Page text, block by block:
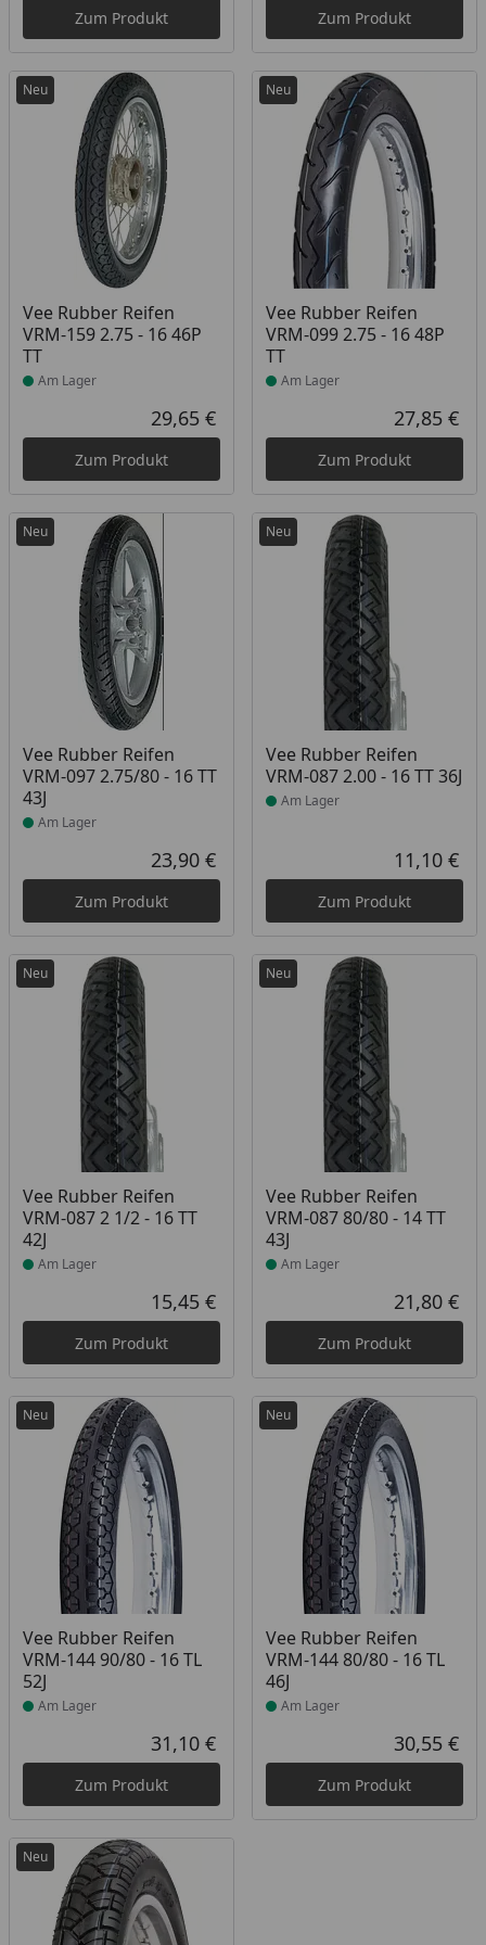
Zum Produkt Zum Produkt
Neu
Vee Rubber Reifen
VRM-159 2.75 - 16 46P
TT
Produkt am Lager
Am Lager
Aktueller Preis
29,65 €
Zum Produkt
Neu
Vee Rubber Reifen
VRM-099 2.75 - 16 48P
TT
Produkt am Lager
Am Lager
27,85 €
Zum Produkt
Neu
Vee Rubber Reifen
VRM-097 2.75/80 - 16 TT
43J
Produkt am Lager
Am Lager
Aktueller Preis
23,90 €
Zum Produkt
Neu
Vee Rubber Reifen
VRM-087 2.00 - 16 TT 36J
Produkt am Lager
Am Lager
11,10 €
Zum Produkt
Neu
Vee Rubber Reifen
VRM-087 2 1/2 - 16 TT
42J
Produkt am Lager
Am Lager
Aktueller Preis
15,45 €
Zum Produkt
Neu
Vee Rubber Reifen
VRM-087 80/80 - 14 TT
43J
Produkt am Lager
Am Lager
21,80 €
Zum Produkt
Neu
Vee Rubber Reifen
VRM-144 90/80 - 16 TL
52J
Produkt am Lager
Am Lager
Aktueller Preis
31,10 €
Zum Produkt
Neu
Vee Rubber Reifen
VRM-144 80/80 - 16 TL
46J
Produkt am Lager
Am Lager
30,55 €
Zum Produkt
Neu